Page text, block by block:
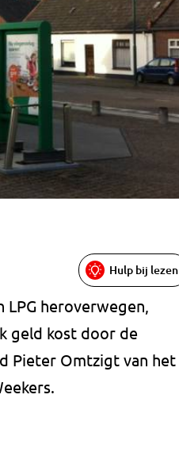
Hulp bij lezen
heroverwegen,
geld kost door de
Pieter Omtzigt van het